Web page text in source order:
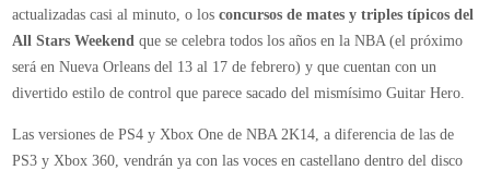
actualizadas casi al minuto, o losconcursos de mates y triples típicos del
All Stars Weekend que se celebra todos los años en la NBA (el próximo
será en Nueva Orleans del 13 al 17 de febrero) y que cuentan con un
divertido estilo de control que parece sacado del mismísimo Guitar Hero.
Las versiones de PS4 y Xbox One de NBA 2K14, a diferencia de las de
PS3 y Xbox 360, vendrán ya con las voces en castellano dentro del disco